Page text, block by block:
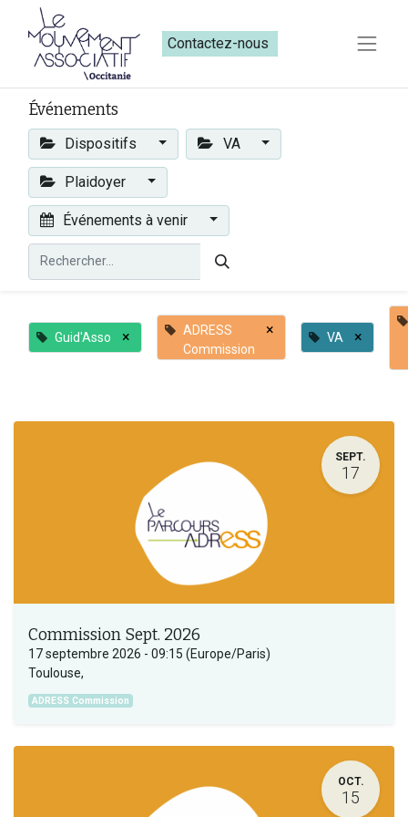
Contactez-nous​​
Événements
Dispositifs VA
Plaidoyer
Événements à venir
Guid'Asso ×
ADRESS
Commission
× VA ×
SEPT.
17
Commission Sept. 2026
17 septembre 2026 - 09:15 (Europe/Paris)
Toulouse,
ADRESS Commission
OCT.
15